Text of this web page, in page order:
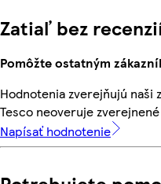
Zatiaľ bez
Pomôžte ostatným
Hodnotenia zverejňujú naši
Tesco neoveruje
Napísať hodnotenie